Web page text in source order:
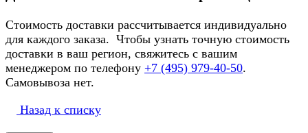
Стоимость доставки рассчитывается индивидуально
для каждого заказа. Чтобы узнать точную стоимость
доставки в ваш регион, свяжитесь с вашим
менеджером по телефону +7 (495) 979-40-50.
Самовывоза нет.
Назад к списку